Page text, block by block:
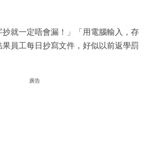
就一定唔會漏！」「用電腦輸入，存
員工每日抄寫文件，好似以前返學罰
廣告